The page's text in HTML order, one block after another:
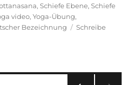
,Schiefe Ebene,Schiefe
video,Yoga-Übung,
Bezeichnung
Schreibe